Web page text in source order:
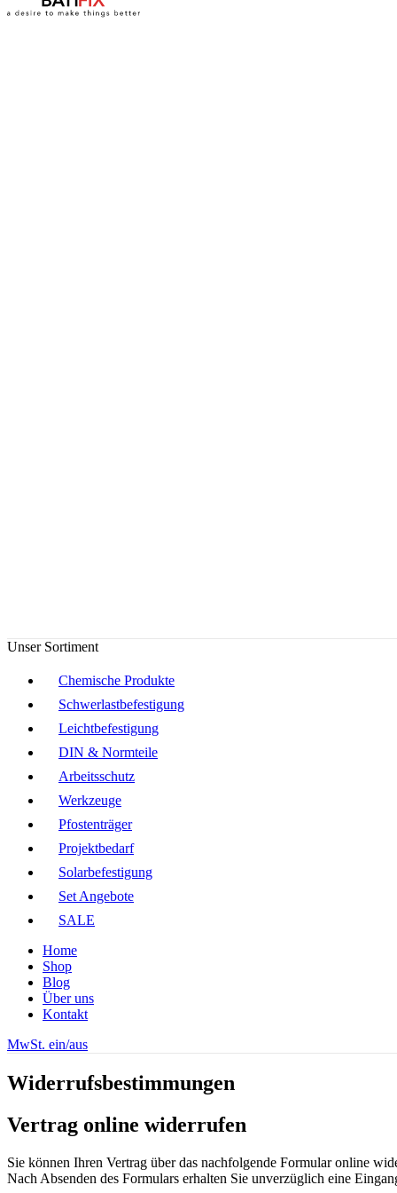
Unser Sortiment
Chemische Produkte
Schwerlastbefestigung
Leichtbefestigung
DIN & Normteile
Arbeitsschutz
Werkzeuge
Pfostenträger
Projektbedarf
Solarbefestigung
Set Angebote
SALE
Home
Shop
Blog
Über uns
Kontakt
MwSt. ein/aus
Widerrufsbestimmungen
Vertrag online widerrufen
Sie können Ihren Vertrag über das nachfolgende Formular online
Nach Absenden des Formulars erhalten Sie unverzüglich eine